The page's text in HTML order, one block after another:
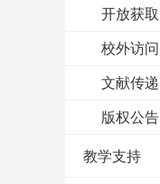
开放获取
校外访问
文献传递
版权公告
教学支持